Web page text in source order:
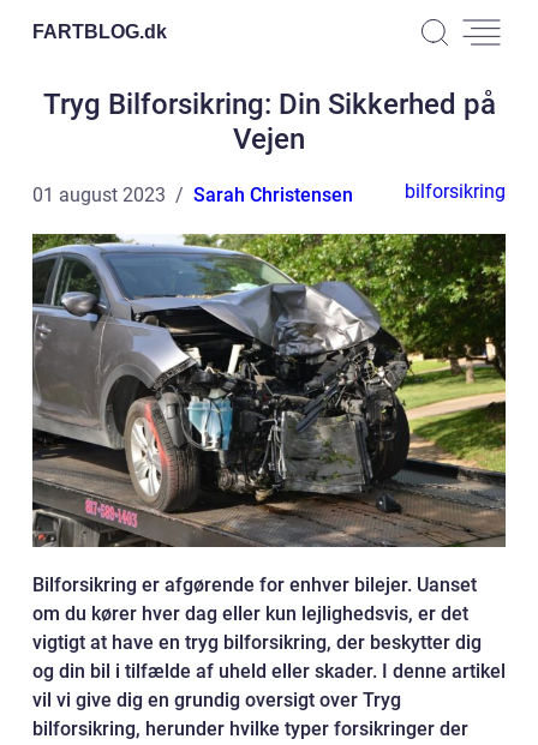
FARTBLOG.dk
Tryg Bilforsikring: Din Sikkerhed på
Vejen
01 august 2023 Sarah Christensen bilforsikring
Bilforsikring er afgørende for enhver bilejer. Uanset
om du kører hver dag eller kun lejlighedsvis, er det
vigtigt at have en tryg bilforsikring, der beskytter dig
og din bil i tilfælde af uheld eller skader. I denne artikel
vil vi give dig en grundig oversigt over Tryg
bilforsikring, herunder hvilke typer forsikringer der